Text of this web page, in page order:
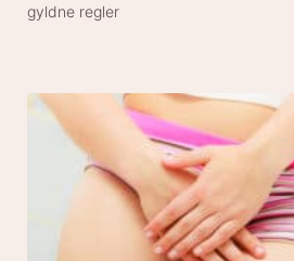
gyldne regler